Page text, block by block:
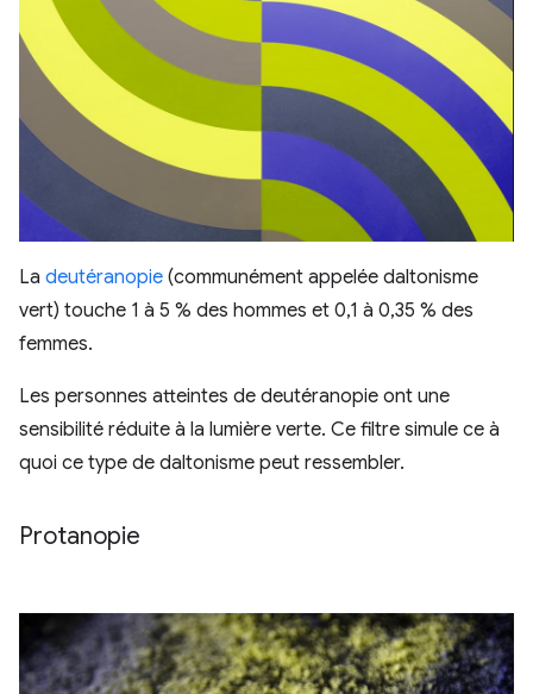
La deutéranopie (communément appelée daltonisme
vert) touche 1 à 5 % des hommes et 0,1 à 0,35 % des
femmes.
Les personnes atteintes de deutéranopie ont une
sensibilité réduite à la lumière verte. Ce filtre simule ce à
quoi ce type de daltonisme peut ressembler.
Protanopie